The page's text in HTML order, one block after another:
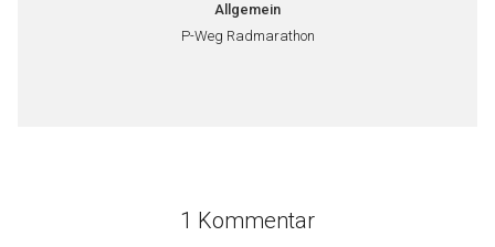
Allgemein
P-Weg Radmarathon
1 Kommentar